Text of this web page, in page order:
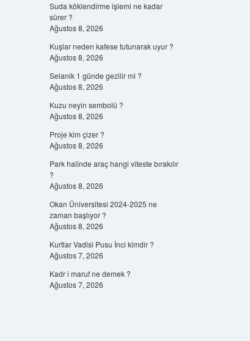
Suda köklendirme işlemi ne kadar
sürer ?
Ağustos 8, 2026
Kuşlar neden kafese tutunarak uyur ?
Ağustos 8, 2026
Selanik 1 günde gezilir mi ?
Ağustos 8, 2026
Kuzu neyin sembolü ?
Ağustos 8, 2026
Proje kim çizer ?
Ağustos 8, 2026
Park halinde araç hangi viteste bırakılır
?
Ağustos 8, 2026
Okan Üniversitesi 2024-2025 ne
zaman başlıyor ?
Ağustos 8, 2026
Kurtlar Vadisi Pusu İnci kimdir ?
Ağustos 7, 2026
Kadr i maruf ne demek ?
Ağustos 7, 2026